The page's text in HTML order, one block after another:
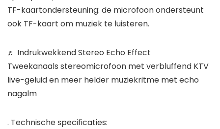
TF-kaartondersteuning: de microfoon ondersteunt
ook TF-kaart om muziek te luisteren.
♬ Indrukwekkend Stereo Echo Effect
Tweekanaals stereomicrofoon met verbluffend KTV
live-geluid en meer helder muziekritme met echo
nagalm
. Technische specificaties: